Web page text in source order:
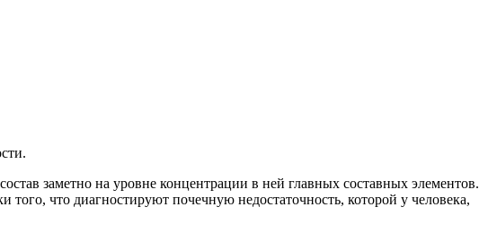
заметно на уровне концентрации в ней главных составных элементов.
что диагностируют почечную недостаточность, которой у человека,